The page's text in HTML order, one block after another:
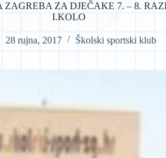
ZA DJEČAKE 7. – 8.
I.KOLO
28 rujna, 2017 Školski sportski klub